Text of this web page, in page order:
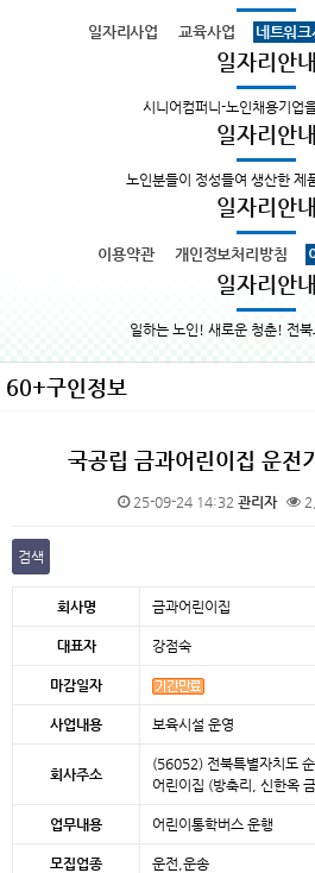
일자리사업 교육사업 네트워크
일자리안내
시니어컴퍼니-노인채용기업
일자리안내
노인분들이 정성들여 생산한 제
일자리안내
이용약관 개인정보처리방침
일자리안내
일하는 노인! 새로운 청춘! 전북
60+구인정보
국공립 금과어린이집 운전
25-09-24 14:32 관리자
검색
회사명 금과어린이집
대표자 강점숙
마감일자
사업내용 보육시설 운영
회사주소
(56052) 전북특별자치도
어린이집 (방축리, 신한옥
업무내용 어린이통학버스 운행
모집업종 운전,운송